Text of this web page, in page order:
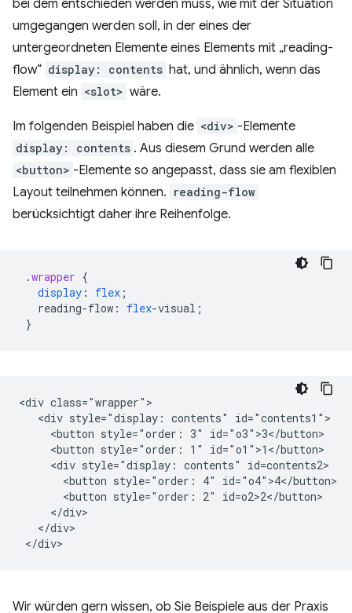
bei dem entschieden werden muss, wie mit der Situation
umgegangen werden soll, in der eines der
untergeordneten Elemente eines Elements mit „reading-
flow“ display: contents hat, und ähnlich, wenn das
Element ein <slot> wäre.
Im folgenden Beispiel haben die <div> -Elemente
display: contents . Aus diesem Grund werden alle
<button> -Elemente so angepasst, dass sie am flexiblen
Layout teilnehmen können. reading-flow
berücksichtigt daher ihre Reihenfolge.
.wrapper {
display : flex ;
reading-flow : flex-visual ;
}
<div class="wrapper">
   <div style="display: contents" id="contents1">
     <button style="order: 3" id="o3">3</button>
     <button style="order: 1" id="o1">1</button>
     <div style="display: contents" id=contents2>
       <button style="order: 4" id="o4">4</button>
       <button style="order: 2" id=o2>2</button>
     </div>
   </div>
Wir würden gern wissen, ob Sie Beispiele aus der Praxis